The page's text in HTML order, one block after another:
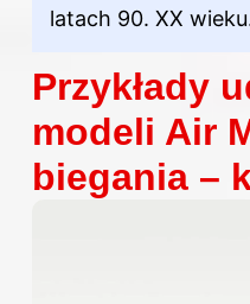
latach 90. XX
Przykłady
modeli Air
biegania –